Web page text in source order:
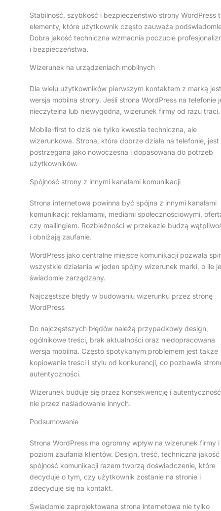
Stabilność, szybkość i bezpieczeństwo strony WordPress
elementy, które użytkownik często zauważa
Dobra jakość techniczna wzmacnia poczucie
i bezpieczeństwa.
Wizerunek na urządzeniach mobilnych
Dla wielu użytkowników pierwszym kontaktem z marką jest
wersja mobilna strony. Jeśli strona WordPress na telefonie
nieczytelna lub niewygodna, wizerunek firmy od razu traci.
Mobile-first to dziś nie tylko kwestia techniczna, ale
wizerunkowa. Strona, która dobrze działa na telefonie, jest
postrzegana jako nowoczesna i dopasowana do potrzeb
użytkowników.
Spójność strony z innymi kanałami komunikacji
Strona internetowa powinna być spójna z innymi kanałami
komunikacji: reklamami, mediami społecznościowymi,
czy mailingiem. Rozbieżności w przekazie budzą
i obniżają zaufanie.
WordPress jako centralne miejsce komunikacji pozwala
wszystkie działania w jeden spójny wizerunek marki, o ile
świadomie zarządzany.
Najczęstsze błędy w budowaniu wizerunku przez stronę
WordPress
Do najczęstszych błędów należą przypadkowy design,
ogólnikowe treści, brak aktualności oraz niedopracowana
wersja mobilna. Często spotykanym problemem jest także
kopiowanie treści i stylu od konkurencji, co pozbawia
autentyczności.
Wizerunek buduje się przez konsekwencję i
nie przez naśladowanie innych.
Podsumowanie
Strona WordPress ma ogromny wpływ na wizerunek firmy i
poziom zaufania klientów. Design, treść, techniczna jakość
spójność komunikacji razem tworzą doświadczenie, które
decyduje o tym, czy użytkownik zostanie na stronie i
zdecyduje się na kontakt.
Świadomie zaprojektowana strona internetowa nie tylko